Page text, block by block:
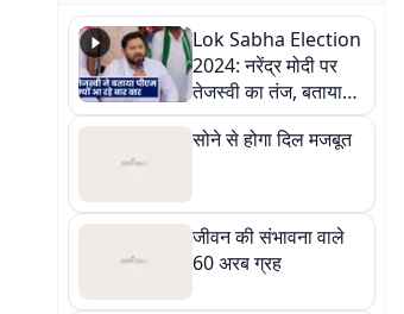
Lok Sabha Election
2024: नरेंद्र मोदी पर
तेजस्वी का तंज, बताया
क्यों आ रहे पीएम बार बार
सोने से होगा दिल मजबूत
जीवन की संभावना वाले
60 अरब ग्रह